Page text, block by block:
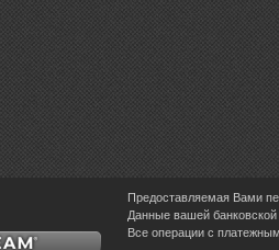
Предоставляемая Вами
Данные вашей
Все операции с